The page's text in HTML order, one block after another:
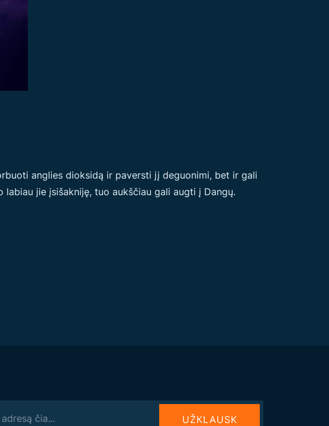
anglies dioksidą ir paversti jį deguonimi, bet ir gali
jie įsišakniję, tuo aukščiau gali augti į Dangų.
UŽКLAUSK